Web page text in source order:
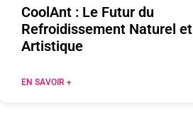
CoolAnt : Le Futur du
Refroidissement Naturel et
Artistique
EN SAVOIR +